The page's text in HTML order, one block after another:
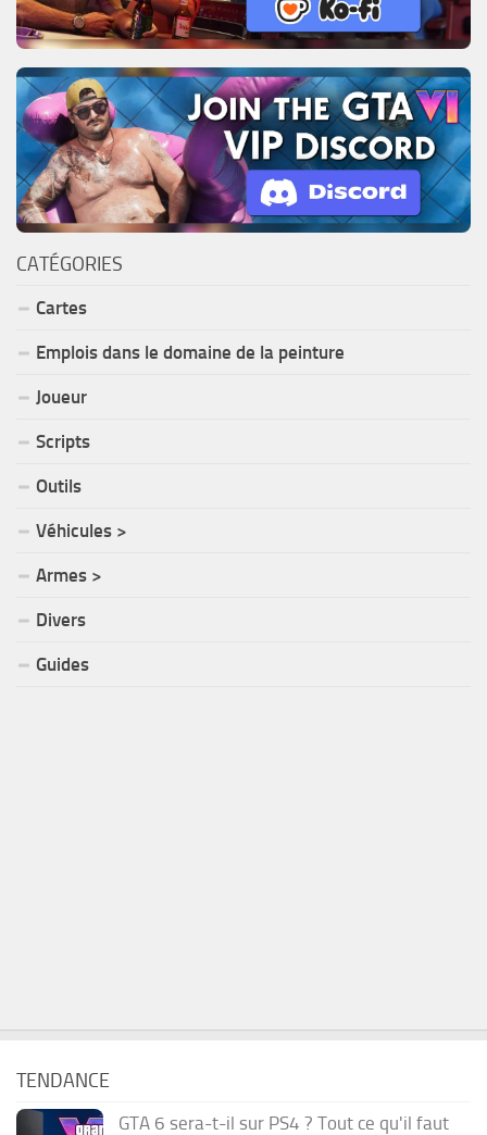
CATÉGORIES
Cartes
Emplois dans le domaine de la peinture
Joueur
Scripts
Outils
Véhicules >
Armes >
Divers
Guides
TENDANCE
GTA 6 sera-t-il sur PS4 ? Tout ce qu'il faut